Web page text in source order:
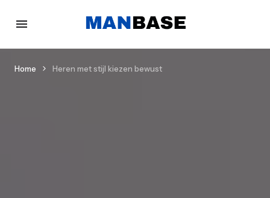
Home Heren met stijl kiezen bewust